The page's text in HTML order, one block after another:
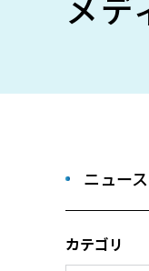
ニュース
カテゴリ